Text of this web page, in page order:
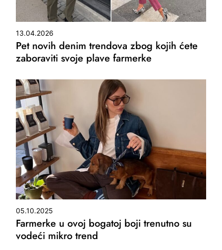
13.04.2026
Pet novih denim trendova zbog kojih ćete
zaboraviti svoje plave farmerke
05.10.2025
Farmerke u ovoj bogatoj boji trenutno su
vodeći mikro trend